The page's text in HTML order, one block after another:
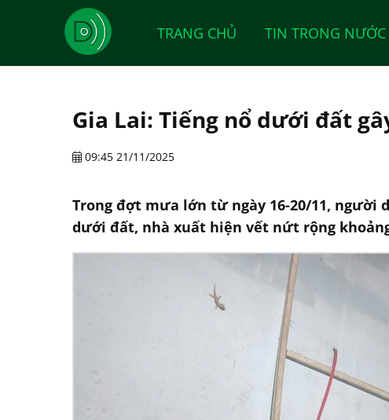
TRANG CHỦ TIN TRONG NƯỚC
Gia Lai: Tiếng nổ dưới đất
09:45 21/11/2025
Trong đợt mưa lớn từ ngày 16-20/11,
dưới đất, nhà xuất hiện vết nứt rộng